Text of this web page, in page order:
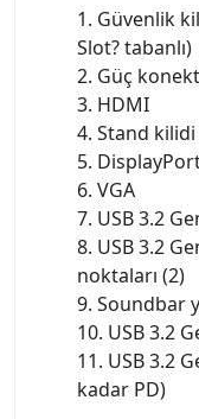
1. Güvenlik
Slot? tabanlı)
2. Güç
3. HDMI
4. Stand kilidi
5.
6. VGA
7. USB 3.2
8. USB 3.2
noktaları (2)
9. Soundbar
10. USB 3.2
11. USB 3.2
kadar PD)